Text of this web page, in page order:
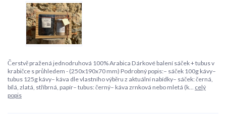
Čerstvě pražená jednodruhová 100% Arabica Dárkové balení sáček + tubus v
krabičce s průhledem - (250x190x70 mm) Podrobný popis:– sáček 100g kávy–
tubus 125g kávy– káva dle vlastního výběru z aktuální nabídky– sáček: černá,
bílá, zlatá, stříbrná, papír– tubus: černý– káva zrnková nebo mletá (k... celý
popis